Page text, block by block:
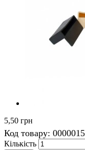
5,50 грн
Код товару:
Кількість